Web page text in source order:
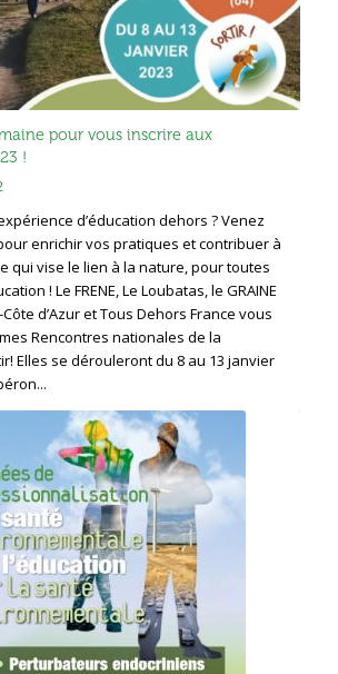
pour vous inscrire aux
!
d’éducation dehors ? Venez
enrichir vos pratiques et contribuer à
qui vise le lien à la nature, pour toutes
! Le FRENE, Le Loubatas, le GRAINE
d’Azur et Tous Dehors France vous
Rencontres nationales de la
Elles se dérouleront du 8 au 13 janvier